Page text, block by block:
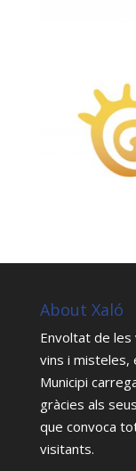
About Xaló
Envoltat de les
vins i misteles,
Municipi
gràcies als
que convoca
visitants.